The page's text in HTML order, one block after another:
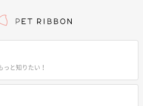
っと知りたい！